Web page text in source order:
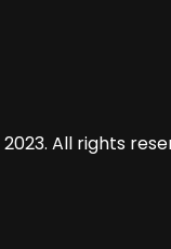
2023. All rights